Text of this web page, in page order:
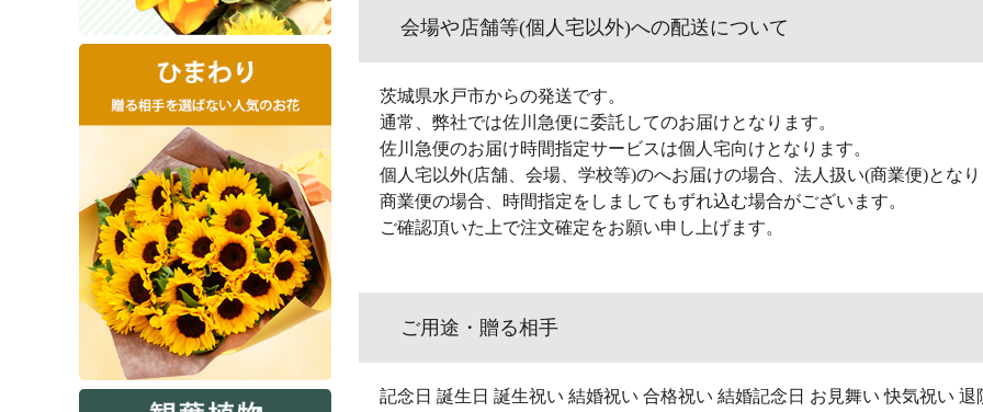
会場や店舗等(個人宅以外)への配送について
茨城県水戸市からの発送です。
通常、弊社では佐川急便に委託してのお届けとなります。
佐川急便のお届け時間指定サービスは個人宅向けとなります。
個人宅以外(店舗、会場、学校等)のへお届けの場合、法人扱い(商業便)となり
商業便の場合、時間指定をしましてもずれ込む場合がございます。
ご確認頂いた上で注文確定をお願い申し上げます。
ご用途・贈る相手
記念日 誕生日 誕生祝い 結婚祝い 合格祝い 結婚記念日 お見舞い 快気祝い